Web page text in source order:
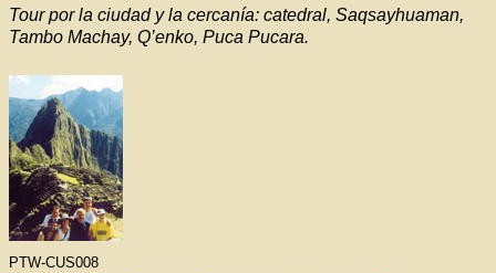
Tour por la ciudad y la cercanía: catedral, Saqsayhuaman,
Tambo Machay, Q’enko, Puca Pucara.
PTW-CUS008